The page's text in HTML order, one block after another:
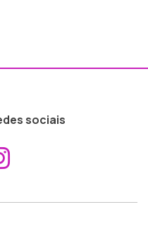
sociais
ao